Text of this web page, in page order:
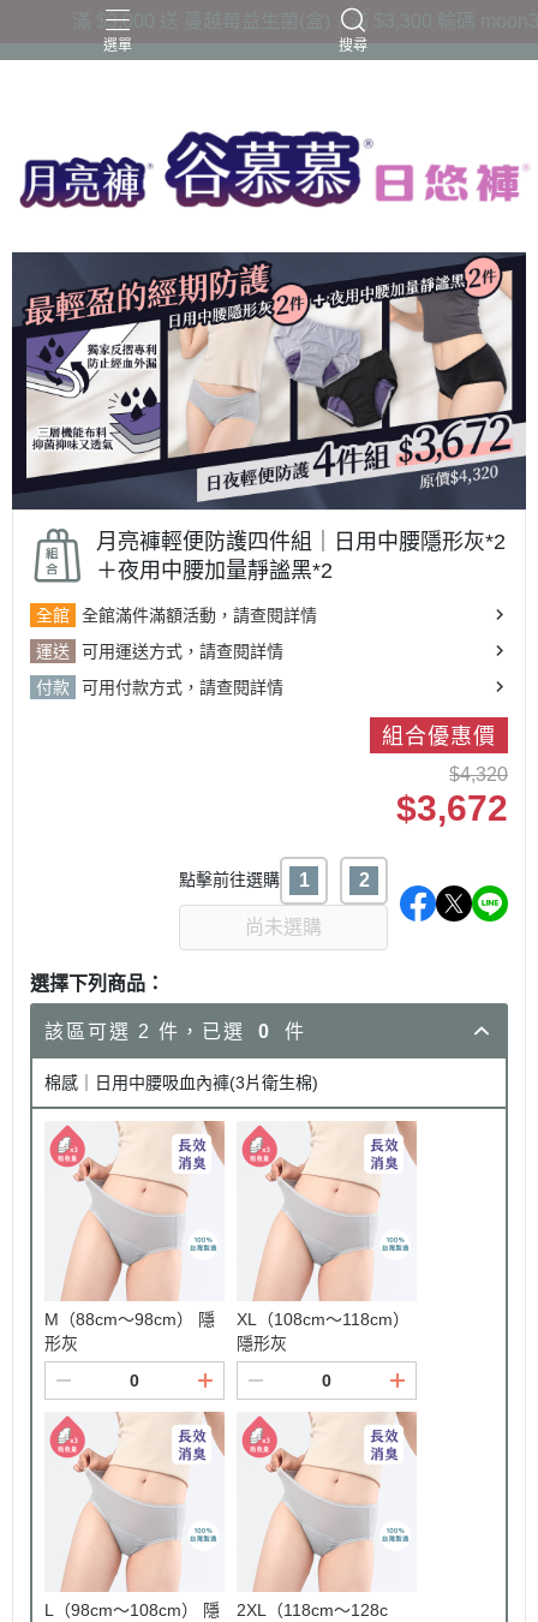
選單 搜尋
三片衛生棉吸收量 六片衛生棉吸收量 夜用款
月亮褲輕便防護四件組｜日用中腰隱形灰*2
＋夜用中腰加量靜謐黑*2
全館
全館滿件滿額活動，請查閱詳情
運送
可用運送方式，請查閱詳情
付款
可用付款方式，請查閱詳情
組合優惠價
$4,320
$3,672
選擇下列商品：
棉感｜日用中腰吸血內褲(3片衛生棉)
該區可選 2 件，已選 0 件
M（88cm～98cm） 隱
形灰
L（98cm～108cm） 隱
XL（108cm～118cm）
隱形灰
2XL（118cm～128c
點擊前往選購
尚未選購
滿 $3,000 送 蔓越莓益生菌(盒)｜滿 $3,300 輸碼